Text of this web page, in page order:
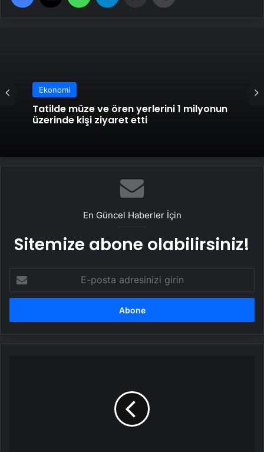
Ekonomi
Tatilde müze ve ören yerlerini 1 milyonun
üzerinde kişi ziyaret etti
En Güncel Haberler İçin
Sitemize abone olabilirsiniz!
posta
adresinizi